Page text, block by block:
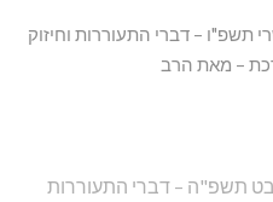
תשפ"ו – דברי התעוררות וחיזוק